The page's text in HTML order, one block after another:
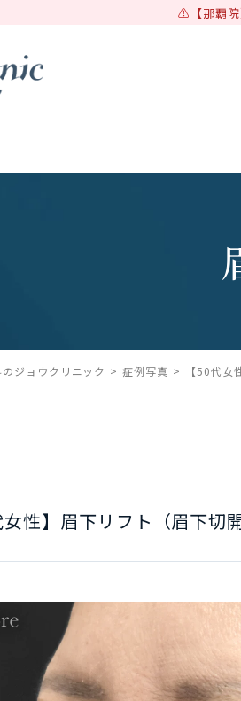
【那覇
ジョウクリニック 症例写真 【50代
女性】眉下リフト（眉下切